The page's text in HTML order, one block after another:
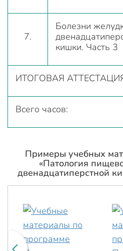
7.
Болезни
кишки. Часть 3
ИТОГОВАЯ
Всего часов:
Примеры учебных
«Патология
двенадцатиперстной